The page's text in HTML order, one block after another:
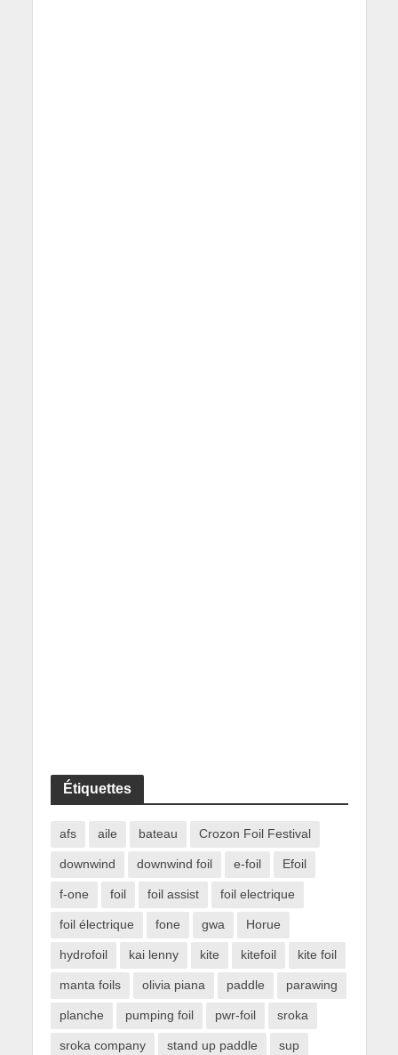
Étiquettes
afs aile bateau Crozon Foil Festival
downwind downwind foil e-foil Efoil
f-one foil foil assist foil electrique
foil électrique fone gwa Horue
hydrofoil kai lenny kite kitefoil kite foil
manta foils olivia piana paddle parawing
planche pumping foil pwr-foil sroka
sroka company stand up paddle sup